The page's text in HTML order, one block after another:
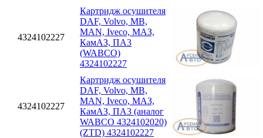
4324102227
Картридж осушителя
DAF, Volvo, MB,
MAN, Iveco, МАЗ,
КамАЗ, ПА3
(WABCO)
4324102227
4324102227
Картридж осушителя
DAF, Volvo, MB,
MAN, Iveco, МАЗ,
КамАЗ, ПА3 (аналог
WABCO 4324102020)
(ZTD) 4324102227